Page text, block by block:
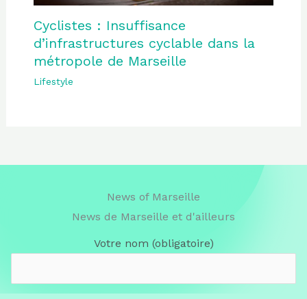
Cyclistes : Insuffisance
d’infrastructures cyclable dans la
métropole de Marseille
Lifestyle
News of Marseille
News de Marseille et d'ailleurs
Votre nom (obligatoire)